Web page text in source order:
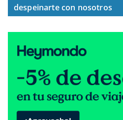
despeinarte con nosotros